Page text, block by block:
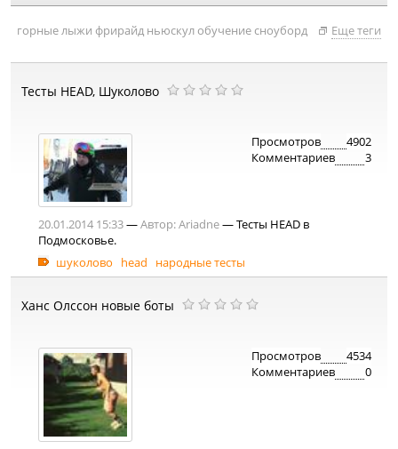
горные лыжи фрирайд ньюскулобучениесноуборд Еще теги
Тесты HEAD, Шуколово
Просмотров
4902
Комментариев
3
20.01.2014 15:33—Автор:Ariadne— Тесты HEAD в
Подмосковье.
шуколово
head народные тесты
Ханс Олссон новые боты
Просмотров
4534
Комментариев
0